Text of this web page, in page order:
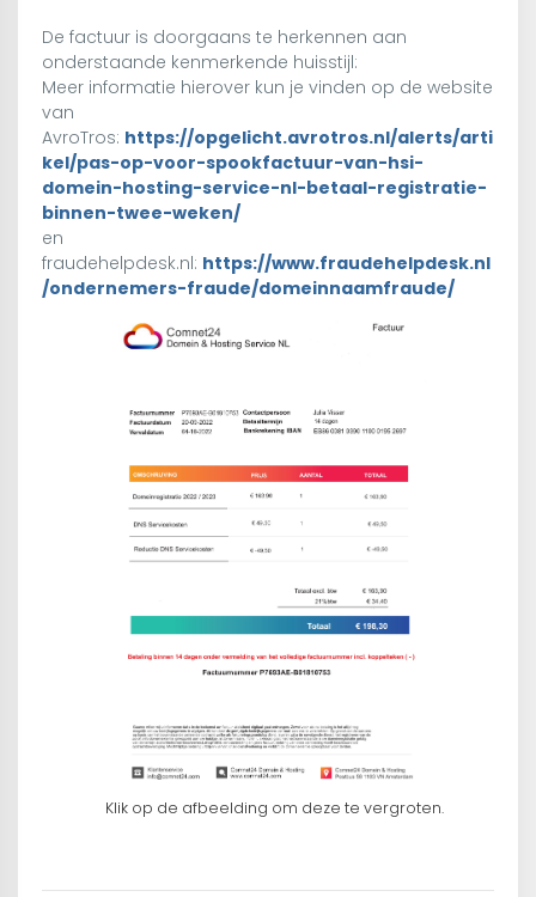
De factuur is doorgaans te herkennen aan
onderstaande kenmerkende huisstijl:
Meer informatie hierover kun je vinden op de website
van
AvroTros: https://opgelicht.avrotros.nl/alerts/arti
kel/pas-op-voor-spookfactuur-van-hsi-
domein-hosting-service-nl-betaal-registratie-
binnen-twee-weken/
en
fraudehelpdesk.nl: https://www.fraudehelpdesk.nl
/ondernemers-fraude/domeinnaamfraude/
Klik op de afbeelding om deze te vergroten.